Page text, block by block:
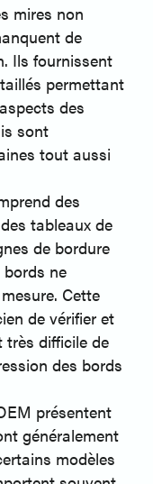
mires non
de
Ils fournissent
permettant
des
sont
tout aussi
des
tableaux de
de bordure
bords ne
Cette
de vérifier et
très difficile de
des bords
présentent
généralement
modèles